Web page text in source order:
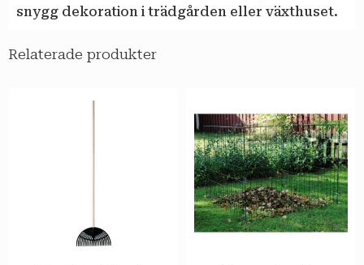
snygg dekoration i trädgården eller växthuset.
Relaterade produkter